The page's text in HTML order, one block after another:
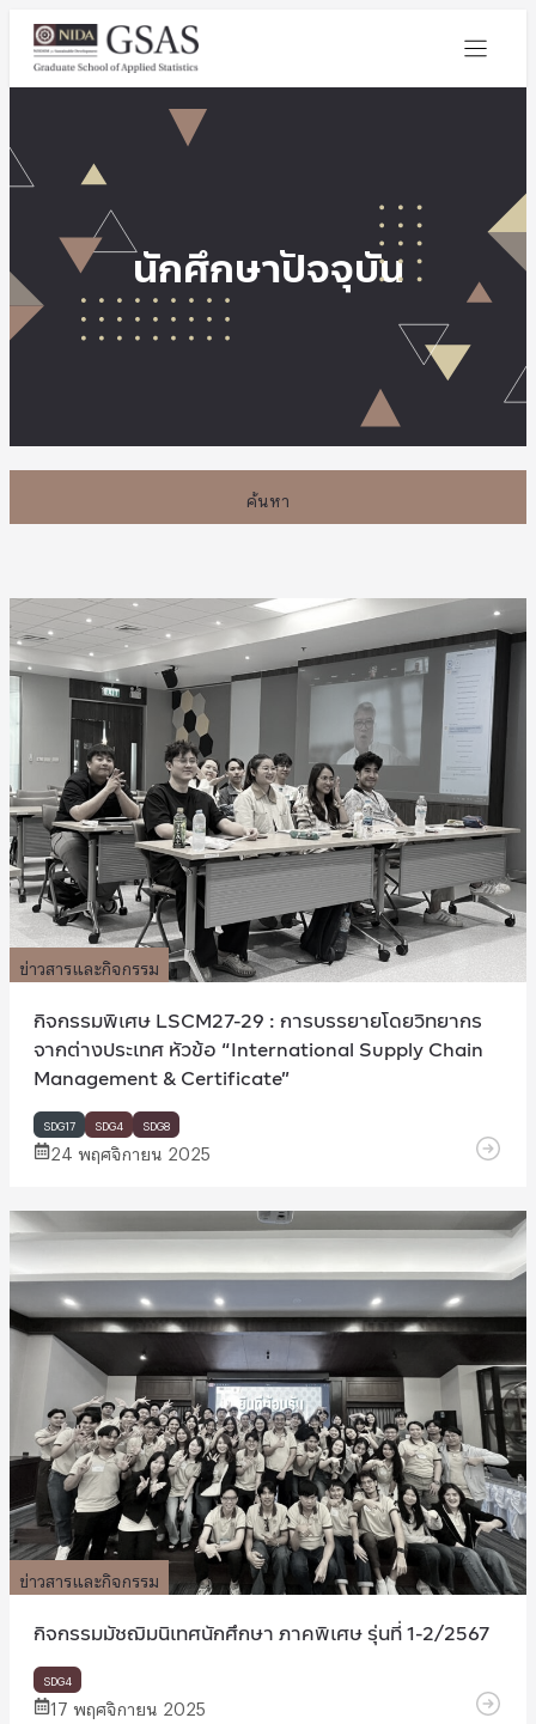
นักศึกษาปัจจุบัน
ค้นหา
ข่าวสารและกิจกรรม
กิจกรรมพิเศษ LSCM27-29 : การบรรยายโดยวิทยากร
จากต่างประเทศ หัวข้อ “International Supply Chain
Management & Certificate”
SDG17 SDG4 SDG8
24 พฤศจิกายน 2025
ข่าวสารและกิจกรรม
กิจกรรมมัชฌิมนิเทศนักศึกษา ภาคพิเศษ รุ่นที่ 1-2/2567
SDG4
17 พฤศจิกายน 2025